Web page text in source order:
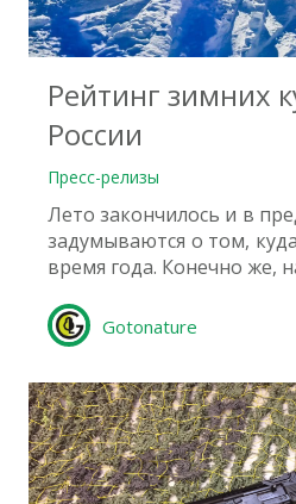
Рейтинг зимних
России
Пресс-релизы
Лето закончилось и в
задумываются о том,
время года. Конечно же,
Gotonature